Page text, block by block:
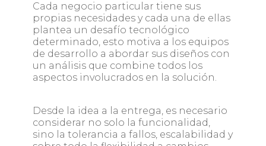
Cada negocio particular tiene sus
propias necesidades y cada una de ellas
plantea un desafío tecnológico
determinado, esto motiva a los equipos
de desarrollo a abordar sus diseños con
un análisis que combine todos los
aspectos involucrados en la solución.
Desde la idea a la entrega, es necesario
considerar no solo la funcionalidad,
sino la tolerancia a fallos, escalabilidad y